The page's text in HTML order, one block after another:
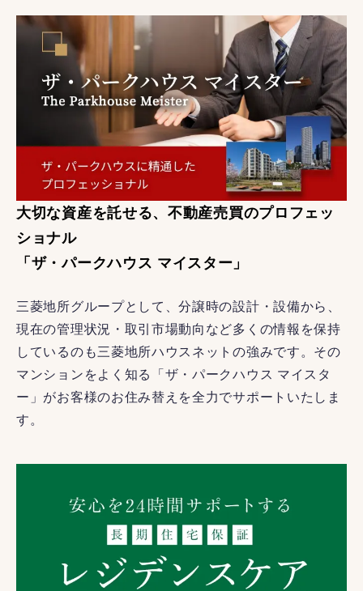
大切な資産を託せる、不動産売買のプロフェッ
ショナル
「ザ・パークハウス マイスター」
三菱地所グループとして、分譲時の設計・設備から、
現在の管理状況・取引市場動向など多くの情報を保持
しているのも三菱地所ハウスネットの強みです。その
マンションをよく知る「ザ・パークハウス マイスタ
ー」がお客様のお住み替えを全力でサポートいたしま
す。